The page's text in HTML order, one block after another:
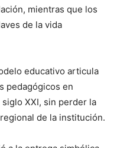
mientras que los
de la vida
educativo articula
pedagógicos en
XXI, sin perder la
de la institución.